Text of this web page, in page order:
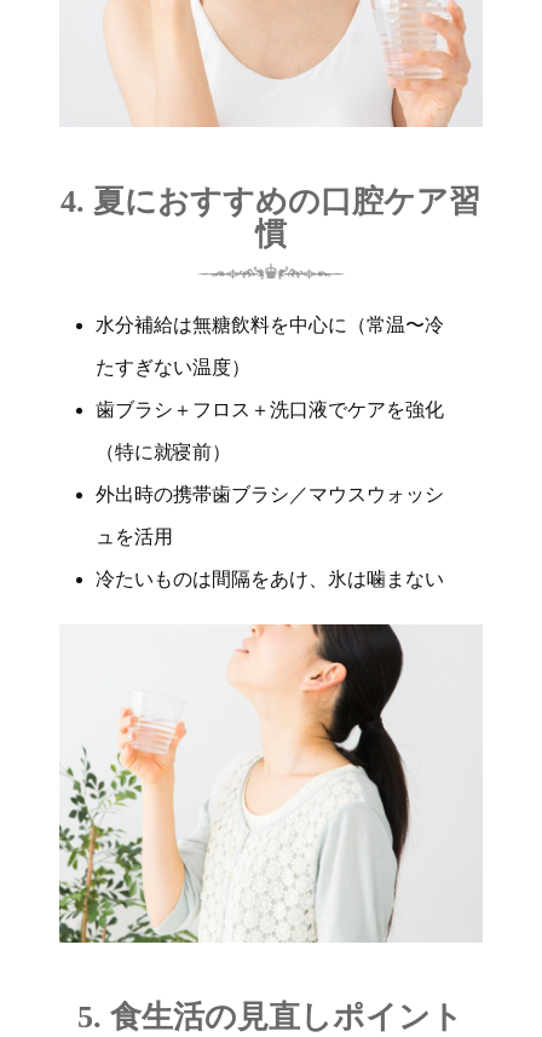
4. 夏におすすめの口腔ケア習
慣
水分補給は無糖飲料を中心に（常温〜冷
たすぎない温度）
歯ブラシ＋フロス＋洗口液でケアを強化
（特に就寝前）
外出時の携帯歯ブラシ／マウスウォッシ
ュを活用
冷たいものは間隔をあけ、氷は噛まない
5. 食生活の見直しポイント